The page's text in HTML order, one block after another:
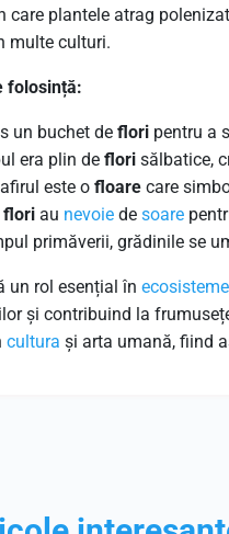
care plantele atrag
multe culturi.
folosință:
un buchet de flori pentru a
era plin de flori sălbatice,
este o floare care
flori au nevoie de soare
primăverii, grădinile se
un rol esențial în ecosisteme
și contribuind la
cultura și arta umană, fiind